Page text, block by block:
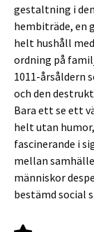
gestaltning i
hembiträde, en
helt hushåll
ordning på
1011-
och den
Bara ett se ett
helt utan
fascinerande i
mellan
människor
bestämd social